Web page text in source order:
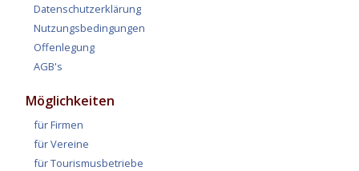
Datenschutzerklärung
Nutzungsbedingungen
Offenlegung
AGB's
Möglichkeiten
für Firmen
für Vereine
für Tourismusbetriebe